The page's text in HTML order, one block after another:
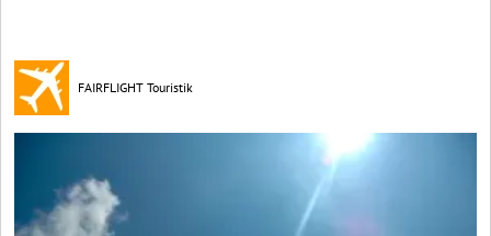
FAIRFLIGHT Touristik